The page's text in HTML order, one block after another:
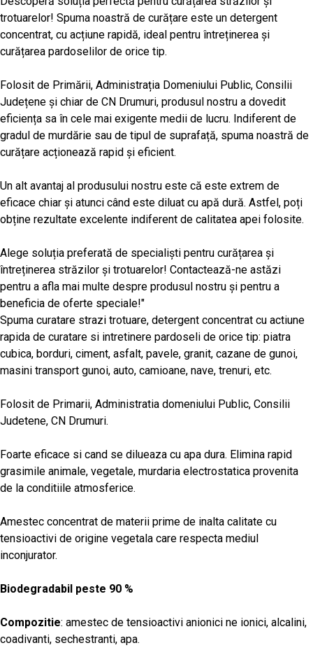
trotuarelor! Spuma noastră de curățare este un detergent
concentrat, cu acțiune rapidă, ideal pentru întreținerea și
curățarea pardoselilor de orice tip.
Folosit de Primării, Administrația Domeniului Public, Consilii
Județene și chiar de CN Drumuri, produsul nostru a dovedit
eficiența sa în cele mai exigente medii de lucru. Indiferent de
gradul de murdărie sau de tipul de suprafață, spuma noastră de
curățare acționează rapid și eficient.
Un alt avantaj al produsului nostru este că este extrem de
eficace chiar și atunci când este diluat cu apă dură. Astfel, poți
obține rezultate excelente indiferent de calitatea apei folosite.
Alege soluția preferată de specialiști pentru curățarea și
întreținerea străzilor și trotuarelor! Contactează-ne astăzi
pentru a afla mai multe despre produsul nostru și pentru a
beneficia de oferte speciale!"
Spuma curatare strazi trotuare, detergent concentrat cu actiune
rapida de curatare si intretinere pardoseli de orice tip: piatra
cubica, borduri, ciment, asfalt, pavele, granit, cazane de gunoi,
masini transport gunoi, auto, camioane, nave, trenuri, etc.
Folosit de Primarii, Administratia domeniului Public, Consilii
Judetene, CN Drumuri.
Foarte eficace si cand se dilueaza cu apa dura. Elimina rapid
grasimile animale, vegetale, murdaria electrostatica provenita
de la conditiile atmosferice.
Amestec concentrat de materii prime de inalta calitate cu
tensioactivi de origine vegetala care respecta mediul
inconjurator.
Biodegradabil peste 90 %
Compozitie: amestec de tensioactivi anionici ne ionici, alcalini,
coadivanti, sechestranti, apa.